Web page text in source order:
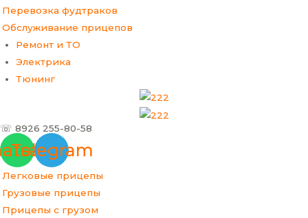
Перевозка фудтраков
Обслуживание прицепов
Ремонт и ТО
Электрика
Тюнинг
☏ 8926 255-80-58
Telegram
Легковые прицепы
Грузовые прицепы
Прицепы с грузом